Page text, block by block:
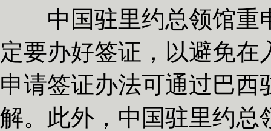
中国驻里约总领馆重
定要办好签证，以避免
申请签证办法可通过巴
解。此外，中国驻里约总